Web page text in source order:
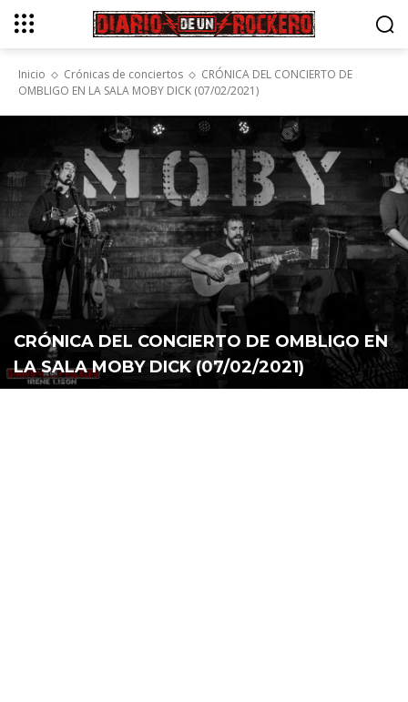
Inicio Crónicas de conciertos
CRÓNICA DEL CONCIERTO DE
OMBLIGO EN LA SALA MOBY DICK (07/02/2021)
CRÓNICA DEL CONCIERTO DE OMBLIGO EN
LA SALA MOBY DICK (07/02/2021)